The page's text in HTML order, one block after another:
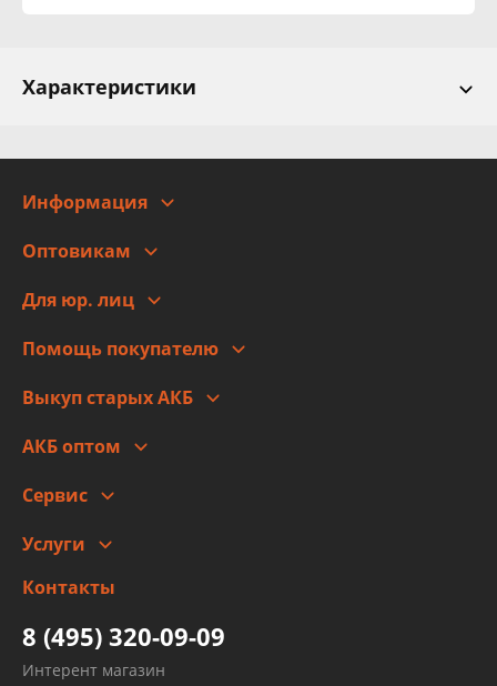
Характеристики
Информация
Адреса
Новости
Правовая информация
Оптовикам
Для юр. лиц
Помощь покупателю
Оплата
Гарантии и возврат
Выкуп старых АКБ
АКБ оптом
Сервис
Заправка кондиционера авто
Детейлинг
Услуги
высокого давления
Тормозных трубок
Рукавов гидроусилителей
Контакты
8 (495) 320-09-09
Интерент магазин